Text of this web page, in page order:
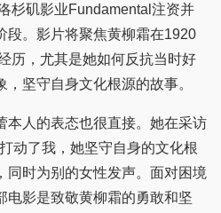
杉矶影业Fundamental注资并
段。影片将聚焦黄柳霜在1920
历，尤其是她如何反抗当时好
坚守自身文化根源的故事。
人的表态也很直接。她在采访
动了我，她坚守自身的文化根
同时为别的女性发声。面对困境
电影是致敬黄柳霜的勇敢和坚